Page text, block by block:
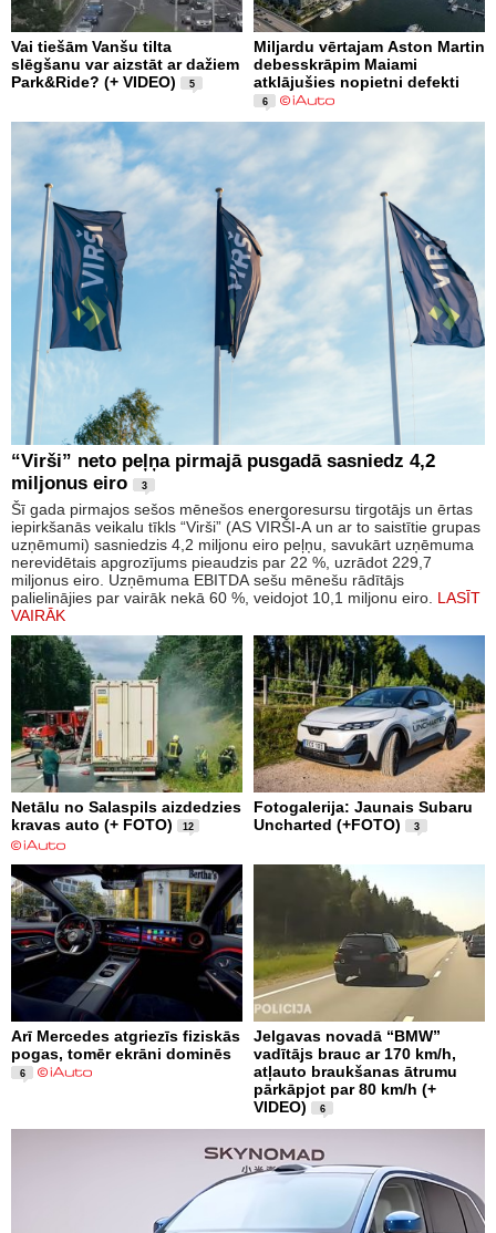
Vai tiešām Vanšu tilta
slēgšanu var aizstāt ar dažiem
Park&Ride? (+ VIDEO)
5
Miljardu vērtajam Aston Martin
debesskrāpim Maiami
atklājušies nopietni defekti
6
“Virši” neto peļņa pirmajā pusgadā sasniedz 4,2
miljonus eiro
3
Šī gada pirmajos sešos mēnešos energoresursu tirgotājs un ērtas
iepirkšanās veikalu tīkls “Virši” (AS VIRŠI-A un ar to saistītie grupas
uzņēmumi) sasniedzis 4,2 miljonu eiro peļņu, savukārt uzņēmuma
nerevidētais apgrozījums pieaudzis par 22 %, uzrādot 229,7
miljonus eiro. Uzņēmuma EBITDA sešu mēnešu rādītājs
palielinājies par vairāk nekā 60 %, veidojot 10,1 miljonu eiro. LASĪT
VAIRĀK
Netālu no Salaspils aizdedzies
kravas auto (+ FOTO)
12
Fotogalerija: Jaunais Subaru
Uncharted (+FOTO)
3
Arī Mercedes atgriezīs fiziskās
pogas, tomēr ekrāni dominēs
6
Jelgavas novadā “BMW”
vadītājs brauc ar 170 km/h,
atļauto braukšanas ātrumu
pārkāpjot par 80 km/h (+
VIDEO)
6